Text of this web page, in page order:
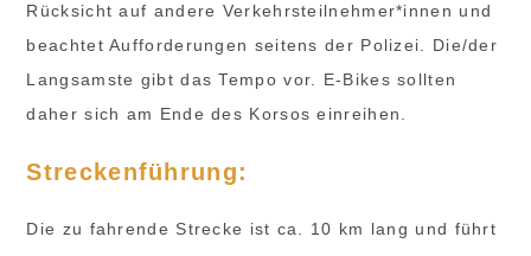
Rücksicht auf andere Verkehrsteilnehmer*innen und
beachtet Aufforderungen seitens der Polizei. Die/der
Langsamste gibt das Tempo vor. E-Bikes sollten
daher sich am Ende des Korsos einreihen.
Streckenführung:
Die zu fahrende Strecke ist ca. 10 km lang und führt